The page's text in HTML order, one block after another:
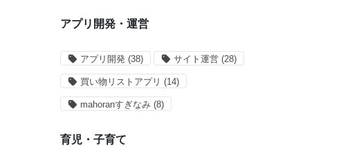
アプリ開発・運営
アプリ開発 (38) サイト運営 (28)
買い物リストアプリ (14)
mahoranすぎなみ (8)
育児・子育て